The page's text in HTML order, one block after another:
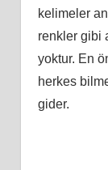
kelimeler
renkler gibi
yoktur. En
herkes
gider.